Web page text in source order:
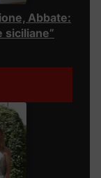
Abbate:
siciliane”